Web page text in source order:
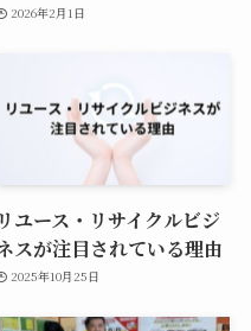
2026年2月1日
リユース・リサイクルビジ
スが注目されている理由
2025年10月25日